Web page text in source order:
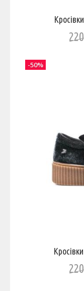
-50%